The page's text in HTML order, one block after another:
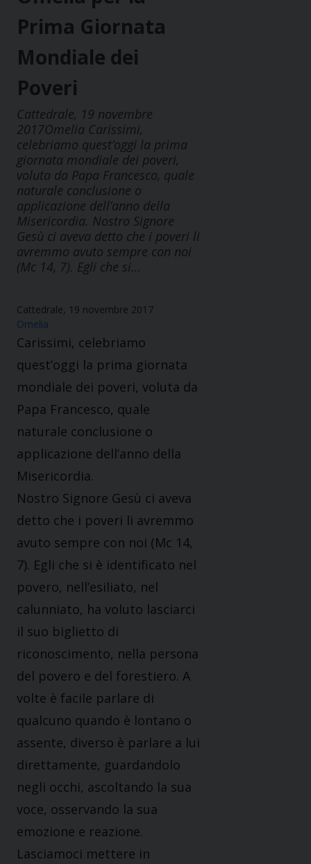
Prima Giornata
Mondiale dei
Poveri
Cattedrale, 19 novembre
2017Omelia Carissimi,
celebriamo quest’oggi la prima
giornata mondiale dei poveri,
voluta da Papa Francesco, quale
naturale conclusione o
applicazione dell’anno della
Misericordia. Nostro Signore
Gesù ci aveva detto che i poveri li
avremmo avuto sempre con noi
(Mc 14, 7). Egli che si…
Cattedrale, 19 novembre 2017
Omelia
Carissimi, celebriamo
quest’oggi la prima giornata
mondiale dei poveri, voluta da
Papa Francesco, quale
naturale conclusione o
applicazione dell’anno della
Misericordia.
Nostro Signore Gesù ci aveva
detto che i poveri li avremmo
avuto sempre con noi (Mc 14,
7). Egli che si è identificato nel
povero, nell’esiliato, nel
calunniato, ha voluto lasciarci
il suo biglietto di
riconoscimento, nella persona
del povero e del forestiero. A
volte è facile parlare di
qualcuno quando è lontano o
assente, diverso è parlare a lui
direttamente, guardandolo
negli occhi, ascoltando la sua
voce, osservando la sua
emozione e reazione.
Lasciamoci mettere in